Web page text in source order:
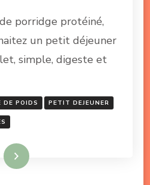
porridge protéiné,
un petit déjeuner
simple, digeste et
DE POIDS PETIT DEJEUNER